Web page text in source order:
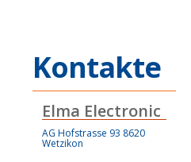
Kontakte
Elma Electronic
AG Hofstrasse 93 8620
Wetzikon